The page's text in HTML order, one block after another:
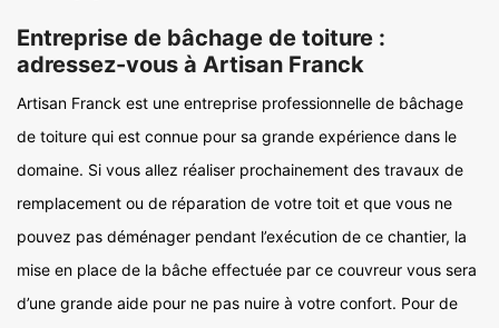
Entreprise de bâchage de toiture :
adressez-vous à Artisan Franck
Artisan Franck est une entreprise professionnelle de bâchage
de toiture qui est connue pour sa grande expérience dans le
domaine. Si vous allez réaliser prochainement des travaux de
remplacement ou de réparation de votre toit et que vous ne
pouvez pas déménager pendant l’exécution de ce chantier, la
mise en place de la bâche effectuée par ce couvreur vous sera
d’une grande aide pour ne pas nuire à votre confort. Pour de